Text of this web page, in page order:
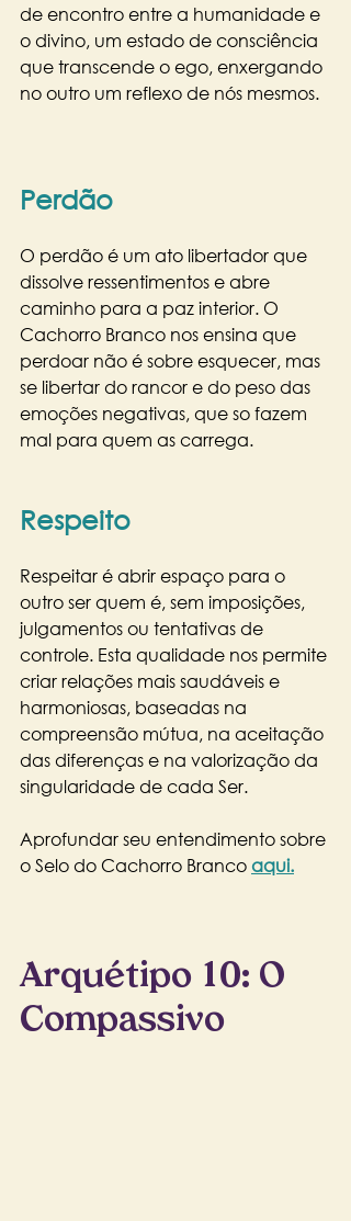
de encontro entre a humanidade e
o divino, um estado de consciência
que transcende o ego, enxergando
no outro um reflexo de nós mesmos.
Perdão
O perdão é um ato libertador que
dissolve ressentimentos e abre
caminho para a paz interior. O
Cachorro Branco nos ensina que
perdoar não é sobre esquecer, mas
se libertar do rancor e do peso das
emoções negativas, que so fazem
mal para quem as carrega.
Respeito
Respeitar é abrir espaço para o
outro ser quem é, sem imposições,
julgamentos ou tentativas de
controle. Esta qualidade nos permite
criar relações mais saudáveis e
harmoniosas, baseadas na
compreensão mútua, na aceitação
das diferenças e na valorização da
singularidade de cada Ser.
Aprofundar seu entendimento sobre
o Selo do Cachorro Branco aqui.
Arquétipo 10: O
Compassivo